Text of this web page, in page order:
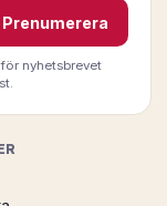
Prenumerera
nyhetsbrevet